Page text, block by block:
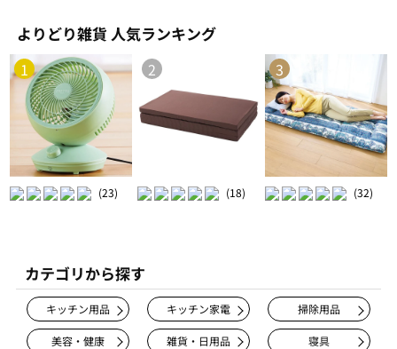
よりどり雑貨 人気ランキング
1
(23)
2
(18)
3
(32)
カテゴリから探す
キッチン用品 キッチン家電 掃除用品
美容・健康 雑貨・日用品 寝具